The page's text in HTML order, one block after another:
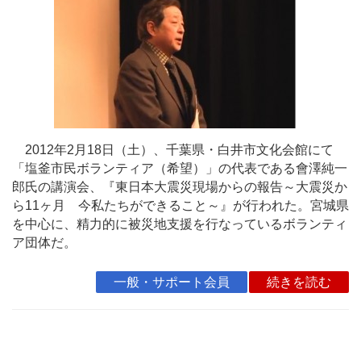
2012年2月18日（土）、千葉県・白井市文化会館にて
「塩釜市民ボランティア（希望）」の代表である會澤純一
郎氏の講演会、『東日本大震災現場からの報告～大震災か
ら11ヶ月 今私たちができること～』が行われた。宮城県
を中心に、精力的に被災地支援を行なっているボランティ
ア団体だ。
一般・サポート会員 続きを読む